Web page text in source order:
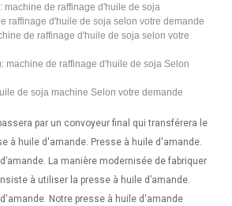
machine de raffinage d'huile de soja
raffinage d'huile de soja selon votre demande
de raffinage d'huile de soja selon votre
machine de raffinage d'huile de soja Selon
de soja machine Selon votre demande
par un convoyeur final qui transférera le
à huile d'amande. Presse à huile d'amande.
La manière modernisée de fabriquer
à utiliser la presse à huile d’amande.
Notre presse à huile d'amande